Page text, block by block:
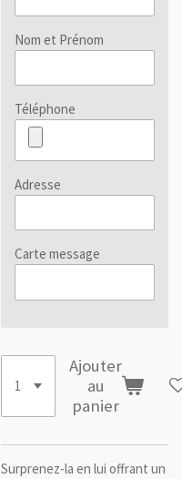
Nom et Prénom
Téléphone
Adresse
Carte message
Ajouter
au
panier
Surprenez-la en lui offrant un